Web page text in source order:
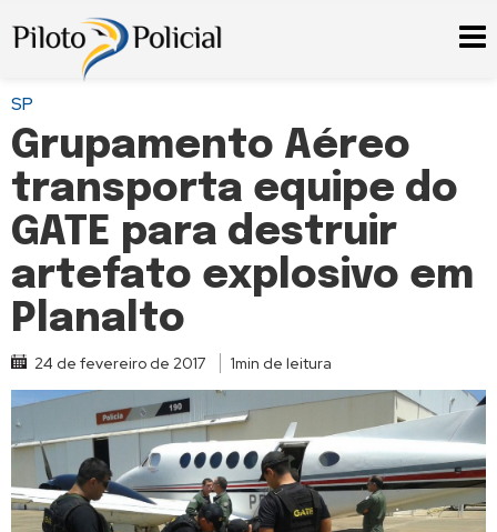
SP
Grupamento Aéreo
transporta equipe do
GATE para destruir
artefato explosivo em
Planalto
24 de fevereiro de 2017 1min de leitura